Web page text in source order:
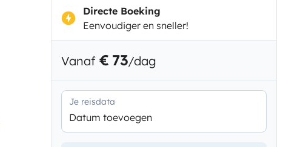
Directe Boeking
Eenvoudiger en sneller!
Vanaf € 73/dag
Je reisdata
Datum toevoegen